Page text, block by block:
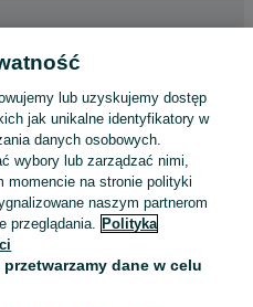
Opcje przeglądania
lub uzyskujemy dostęp
jak unikalne identyfikatory w
danych osobowych.
wybory lub zarządzać nimi,
momencie na stronie polityki
naszym partnerom
przeglądania. Polityka
dane w celu